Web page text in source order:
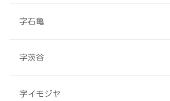
字石亀
字茨谷
字イモジヤ